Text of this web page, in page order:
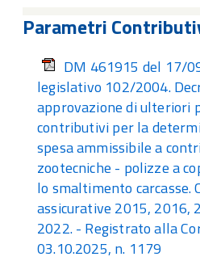
Parametri
DM 461915 del 17/
legislativo 102/2004.
approvazione di ulteriori
contributivi per la
spesa ammissibile a
zootecniche - polizze a
lo smaltimento carcasse.
assicurative 2015, 2016,
2022. - Registrato alla
03.10.2025, n. 1179